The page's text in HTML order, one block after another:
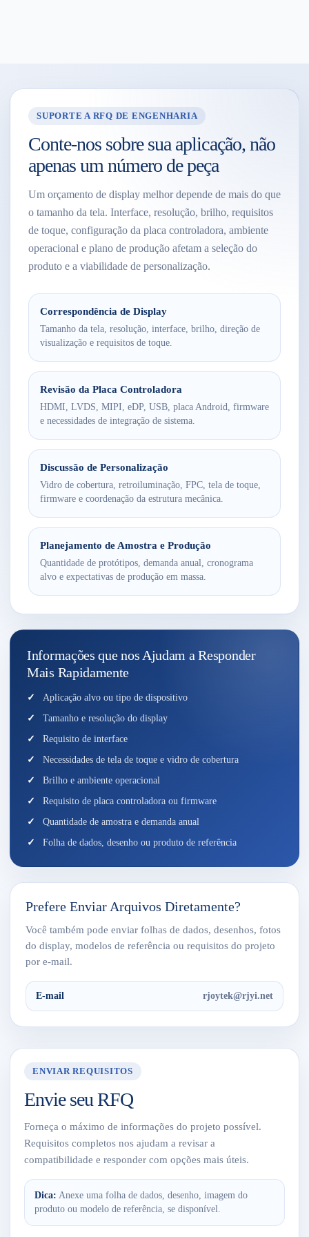
SUPORTE A RFQ DE ENGENHARIA
Conte-nos sobre sua aplicação, não
apenas um número de peça
Um orçamento de display melhor depende de mais do que
o tamanho da tela. Interface, resolução, brilho, requisitos
de toque, configuração da placa controladora, ambiente
operacional e plano de produção afetam a seleção do
produto e a viabilidade de personalização.
Correspondência de Display
Tamanho da tela, resolução, interface, brilho, direção de
visualização e requisitos de toque.
Revisão da Placa Controladora
HDMI, LVDS, MIPI, eDP, USB, placa Android, firmware
e necessidades de integração de sistema.
Discussão de Personalização
Vidro de cobertura, retroiluminação, FPC, tela de toque,
firmware e coordenação da estrutura mecânica.
Planejamento de Amostra e Produção
Quantidade de protótipos, demanda anual, cronograma
alvo e expectativas de produção em massa.
Informações que nos Ajudam a Responder
Mais Rapidamente
Aplicação alvo ou tipo de dispositivo
Tamanho e resolução do display
Requisito de interface
Necessidades de tela de toque e vidro de cobertura
Brilho e ambiente operacional
Requisito de placa controladora ou firmware
Quantidade de amostra e demanda anual
Folha de dados, desenho ou produto de referência
Prefere Enviar Arquivos Diretamente?
Você também pode enviar folhas de dados, desenhos, fotos
do display, modelos de referência ou requisitos do projeto
por e-mail.
E-mail rjoytek@rjyi.net
ENVIAR REQUISITOS
Envie seu RFQ
Forneça o máximo de informações do projeto possível.
Requisitos completos nos ajudam a revisar a
compatibilidade e responder com opções mais úteis.
Dica: Anexe uma folha de dados, desenho, imagem do
produto ou modelo de referência, se disponível.